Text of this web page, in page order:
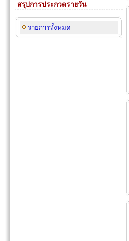
สรุปการประกวดรายวัน
รายการทั้งหมด